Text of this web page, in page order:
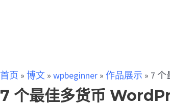
首页 »博文 »wpbeginner »作品展示 » 7 个
7 个最佳多货币